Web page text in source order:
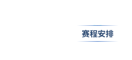
02
赛程安排